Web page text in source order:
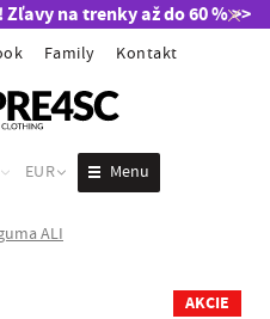
na trenky až do 60 % >>
Family Kontakt
košíka
EUR Menu
ALI
AKCIE